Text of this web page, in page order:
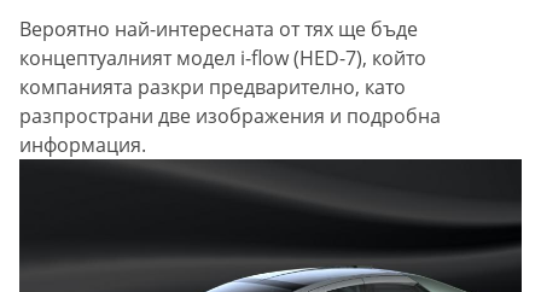
Вероятно най-интересната от тях ще бъде
концептуалният модел i-flow (HED-7), който
компанията разкри предварително, като
разпространи две изображения и подробна
информация.